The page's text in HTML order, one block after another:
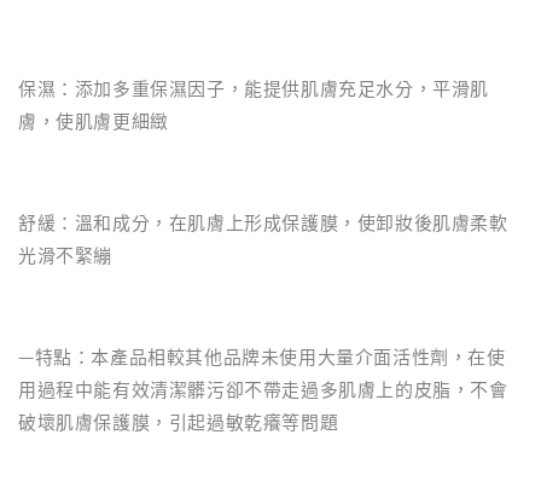
保濕：添加多重保濕因子，能提供肌膚充足水分，平滑肌
膚，使肌膚更細緻
舒緩：溫和成分，在肌膚上形成保護膜，使卸妝後肌膚柔軟
光滑不緊繃
—特點：本產品相較其他品牌未使用大量介面活性劑，在使
用過程中能有效清潔髒污卻不帶走過多肌膚上的皮脂，不會
破壞肌膚保護膜，引起過敏乾癢等問題